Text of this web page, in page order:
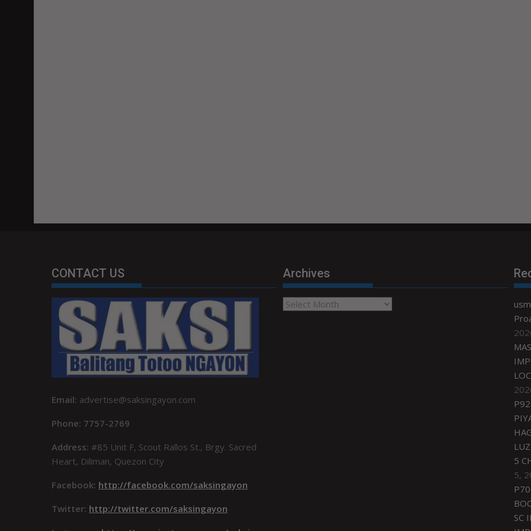
CONTACT US
Email: advertise@saksingayon.com
Phone: 7757-2769
Address: #85 Unit F, Scout Rallos St., Brgy. Sacred
Heart, Diliman, Quezon City
Facebook: http://facebook.com/saksingayon
Twitter: http://twitter.com/saksingayon
Archives
Archives
5
5,
SC